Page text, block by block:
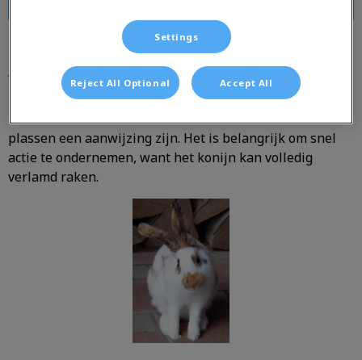
Wanneer uw konijn met een slepend pootje loopt,
regelmatig struikelt, een scheve kop heeft of omrolt, kan
het dier E.cuniculi hebben. Ook kan veel drinken en
plassen een aanwijzing zijn. Het is belangrijk om snel
actie te ondernemen, want het konijn kan volledig
verlamd raken.
Settings
Reject All Optional Accept All